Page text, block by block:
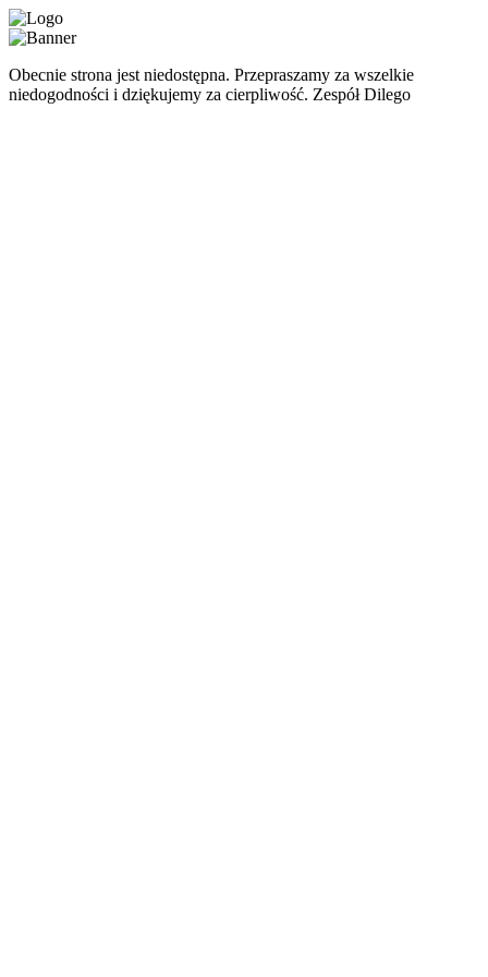
Obecnie strona jest niedostępna. Przepraszamy za wszelkie
niedogodności i dziękujemy za cierpliwość. Zespół Dilego